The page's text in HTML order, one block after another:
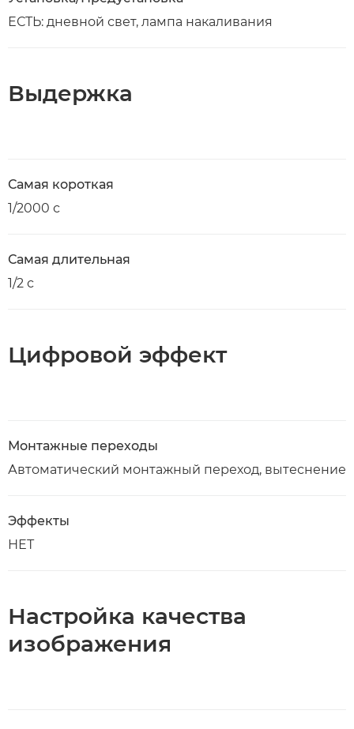
ЕСТЬ: дневной свет, лампа накаливания
Выдержка
Самая короткая
1/2000 с
Самая длительная
1/2 с
Цифровой эффект
Монтажные переходы
Автоматический монтажный переход, вытеснение
Эффекты
НЕТ
Настройка качества
изображения